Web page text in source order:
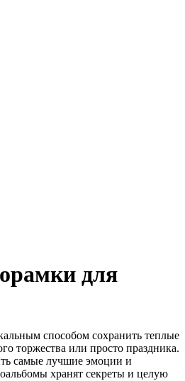
для
способом сохранить теплые
торжества или просто праздника.
самые лучшие эмоции и
хранят секреты и целую